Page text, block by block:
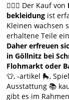
🙋🏻‍♀️ Der Kauf von
bekleidung ist
Kleinen wachsen
erhaltene Teile
Daher erfreuen
in Göllnitz bei
Flohmarkt oder
👕, -artikel 🛼,
Ausstattung 📚
gibt es im